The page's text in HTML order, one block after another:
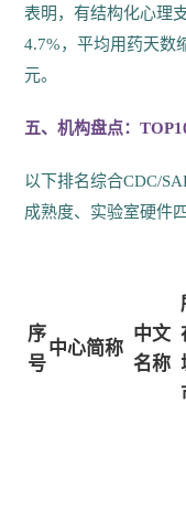
表明，有结构化心理
4.7%，平均用药天数
元。
五、机构盘点：
以下排名综合CDC/
成熟度、实验室硬件
序
号
中心简称
中文
名称